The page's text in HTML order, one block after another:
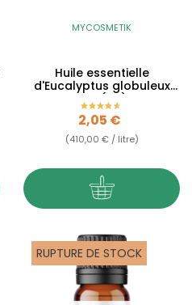
MYCOSMETIK
Huile essentielle
d'Eucalyptus globuleux
BIO (AB)
Prix
2,05 €
(410,00 € / litre)
RUPTURE DE STOCK